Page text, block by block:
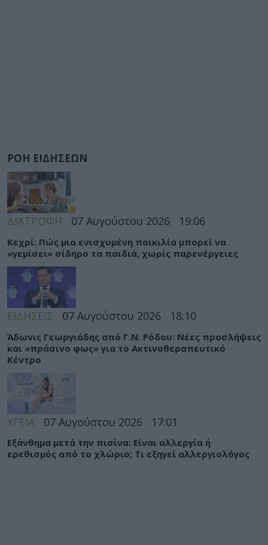
ΡΟΗ ΕΙΔΗΣΕΩΝ
ΔΙΑΤΡΟΦΗ 07 Αυγούστου 2026 19:06
Κεχρί: Πώς μια ενισχυμένη ποικιλία μπορεί να
«γεμίσει» σίδηρο τα παιδιά, χωρίς παρενέργειες
ΕΙΔΗΣΕΙΣ 07 Αυγούστου 2026 18:10
Άδωνις Γεωργιάδης από Γ.Ν. Ρόδου: Νέες προσλήψεις
και «πράσινο φως» για το Ακτινοθεραπευτικό
Κέντρο
ΥΓΕΙΑ 07 Αυγούστου 2026 17:01
Εξάνθημα μετά την πισίνα: Είναι αλλεργία ή
ερεθισμός από το χλώριο; Τι εξηγεί αλλεργιολόγος